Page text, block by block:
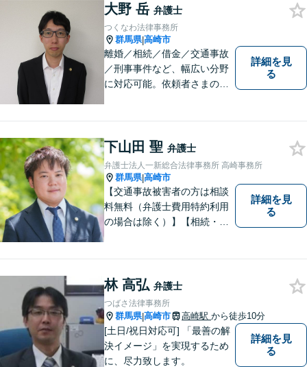
す。 ※お電話やメールでの無
料法律相談は行っておりませ
ん。
大野 岳 弁護士
つくなわ法律事務所
群馬県|高崎市
離婚／相続／借金／交通事故
／刑事事件など、幅広い分野
に対応可能。依頼者さまの状
ご相談ください。【完全個
室】【専用駐車場あり】
詳細を見
る
下山田 聖 弁護士
弁護士法人一新総合法律事務所 高崎事務所
群馬県|高崎市
【交通事故被害者の方は相談
料無料（弁護士費用特約利用
の場合は除く）】【相続・債
で連携し、問題解決に向けて
取り組みます。おひとりで悩
まずに、お気軽にお問い合わ
せください。
詳細を見
る
林 高弘 弁護士
つばさ法律事務所
群馬県|高崎市 高崎駅 から徒歩10分
[土日/祝日対応可] 「最善の解
決イメージ」を実現するため
に、尽力致します。
詳細を見
る